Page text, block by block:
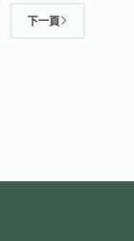
下一頁